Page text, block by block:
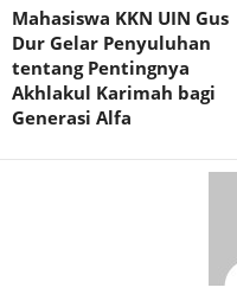
Mahasiswa KKN UIN Gus
Dur Gelar Penyuluhan
tentang Pentingnya
Akhlakul Karimah bagi
Generasi Alfa